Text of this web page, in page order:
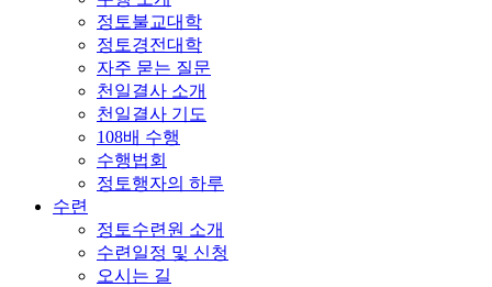
정토불교대학
정토경전대학
자주 묻는 질문
천일결사 소개
천일결사 기도
108배 수행
수행법회
정토행자의 하루
수련
정토수련원 소개
수련일정 및 신청
오시는 길